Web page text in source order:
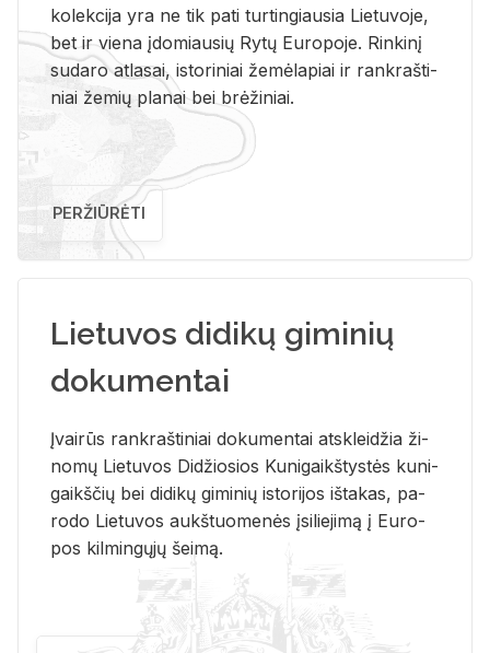
ko­lek­ci­ja yra ne tik pati tur­tin­giau­sia Lie­tu­vo­je,
bet ir vie­na įdo­miau­sių Rytų Eu­ro­po­je. Rin­ki­nį
su­da­ro at­la­sai, is­to­ri­niai že­mė­la­piai ir rank­raš­ti­
niai že­mių pla­nai bei brė­ži­niai.
PERŽIŪRĖTI
Lietuvos didikų giminių
dokumentai
Įvai­rūs rank­raš­ti­niai do­ku­men­tai at­sklei­džia ži­
no­mų Lie­tu­vos Di­džio­sios Ku­ni­gaikš­tys­tės ku­ni­
gaikš­čių bei di­di­kų gi­mi­nių is­to­ri­jos iš­ta­kas, pa­
ro­do Lie­tu­vos aukš­tuo­me­nės įsi­lie­ji­mą į Eu­ro­
pos kil­min­gų­jų šei­mą.